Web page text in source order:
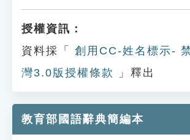
授權資訊：
資料採「
創用CC-姓名標示-
灣3.0版授權條款
」釋出
教育部國語辭典簡編本